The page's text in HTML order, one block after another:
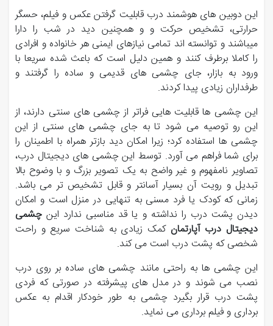
این دوبین های هوشمند درب قابلیت گرفتن عکس و فیلم، حسگر
حرارتی، تشخیص حرکت و و همچنین دید در شب را دارا
میباشند و توانسته اند تمامی نیازهای ایمنی هر خانواده و افرادی
را کاملا برطرف کنند و همین دلیل است که باعث شده سریعا با
ورود به بازار، جای چشمی های قدیمی و ساده را گرفتند و
طرفداران زیادی پیدا کردند.
این چشمی ها قابلیت هایی فراتر از چشمی های سنتی دارند، از
این رو توصیه می شود تا به جای چشمی های سنتی از این
چشمی ها استفاده کرد؛ زیرا امکان دید بازتر همراه با اطمینان را
برای شما فراهم می آورد. توسط این چشمی های دیجیتال درب،
تصاویر نامفهوم و غیر واضح به یک تصویر بزرگ و با وضوح بالا
تبدیل و رویت آن بسیار آسانتر و قابل تشخیص تر می باشد.
زمانی که کودک یا فرد مسنی به تنهایی در منزل است و امکان
دیدن پشت درب را نداشته و یا قد مناسبی ندارد این چشمی
دیجیتال درب آپارتمان کمک زیادی به شناخت سریع و راحت
شخصی که پشت درب است می کند.
این چشمی ها به راحتی مانند چشمی های ساده بر روی درب
نصب می شوند و در مدل های پیشرفته در صورتی که فردی
پشت درب قرار بگیرد چشمی به طور خودکار اقدام به عکس
برداری و فیلم برداری می نماید.